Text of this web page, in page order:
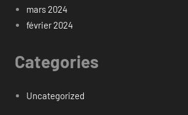
mars 2024
février 2024
Categories
Uncategorized